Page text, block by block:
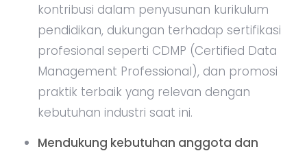
kontribusi dalam penyusunan kurikulum
pendidikan, dukungan terhadap sertifikasi
profesional seperti CDMP (Certified Data
Management Professional), dan promosi
praktik terbaik yang relevan dengan
kebutuhan industri saat ini.
Mendukung kebutuhan anggota dan